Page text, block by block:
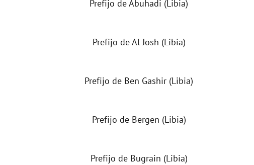
Prefijo de Abuhadi (Libia)
Prefijo de Al Josh (Libia)
Prefijo de Ben Gashir (Libia)
Prefijo de Bergen (Libia)
Prefijo de Bugrain (Libia)